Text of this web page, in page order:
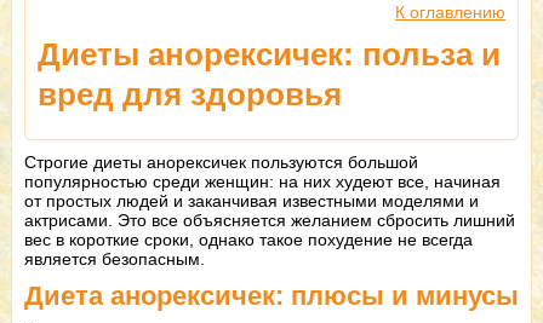
К оглавлению
Диеты анорексичек: польза и
вред для здоровья
Строгие диеты анорексичек пользуются большой
популярностью среди женщин: на них худеют все, начиная
от простых людей и заканчивая известными моделями и
актрисами. Это все объясняется желанием сбросить лишний
вес в короткие сроки, однако такое похудение не всегда
является безопасным.
Диета анорексичек: плюсы и минусы